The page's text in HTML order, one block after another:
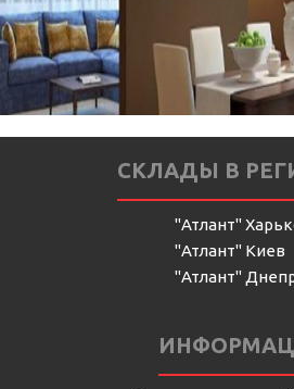
СКЛАДЫ В
"Атлант"
"Атлант" Киев
"Атлант"